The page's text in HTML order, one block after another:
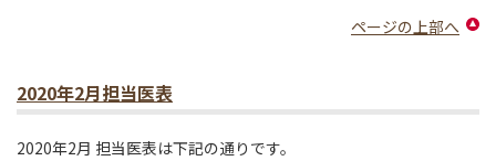
ページの上部へ
2020年2月担当医表
2020年2月 担当医表は下記の通りです。